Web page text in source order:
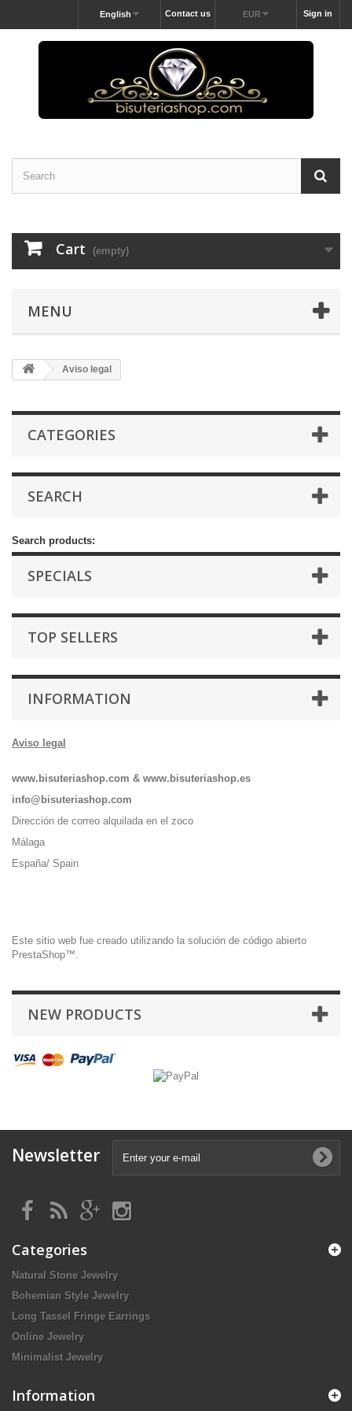
Sign in
EUR
Contact us
English
Cart (empty)
MENU
Aviso legal
CATEGORIES
SEARCH
Search products:
SPECIALS
TOP SELLERS
INFORMATION
Aviso legal
www.bisuteriashop.com & www.bisuteriashop.es
info@bisuteriashop.com
Dirección de correo alquilada en el zoco
Málaga
España/ Spain
Este sitio web fue creado utilizando la solución de código abierto
PrestaShop™.
NEW PRODUCTS
Newsletter
Categories
Natural Stone Jewelry
Bohemian Style Jewelry
Long Tassel Fringe Earrings
Online Jewelry
Minimalist Jewelry
Information